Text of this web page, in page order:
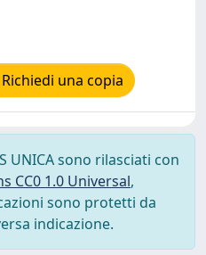
Richiedi una copia
UNICA sono rilasciati con
CC0 1.0 Universal,
sono protetti da
indicazione.